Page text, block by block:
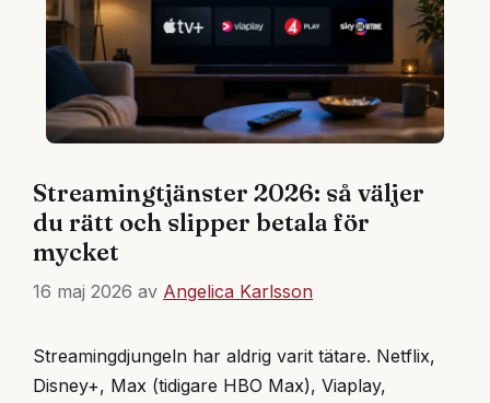
Streamingtjänster 2026: så väljer
du rätt och slipper betala för
mycket
16 maj 2026 av Angelica Karlsson
Streamingdjungeln har aldrig varit tätare. Netflix,
Disney+, Max (tidigare HBO Max), Viaplay,